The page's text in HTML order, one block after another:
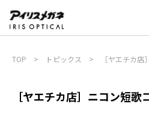
TOP > トピックス > ［ヤエチカ
［ヤエチカ店］ニコン短